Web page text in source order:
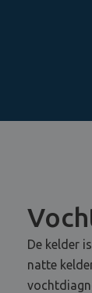
De kelder
natte